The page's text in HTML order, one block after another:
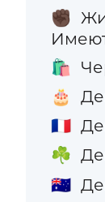
✊🏿
🛍️
🎂
🇫🇷
☘️
🇦🇺